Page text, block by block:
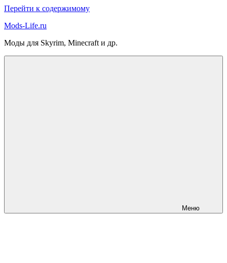
Перейти к содержимому
Mods-Life.ru
Моды для Skyrim, Minecraft и др.
Меню